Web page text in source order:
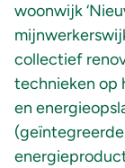
woonwijk
collectief
technieken op
en